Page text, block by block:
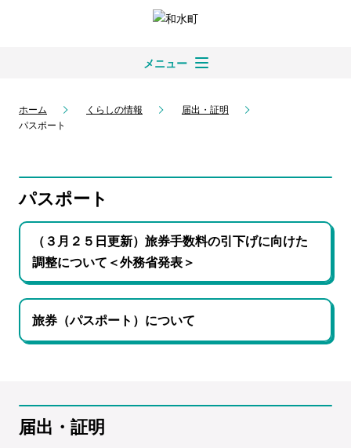
メニュー
ホーム くらしの情報
届出・証明
パスポート
パスポート
（３月２５日更新）旅券手数料の引下げに向けた
調整について＜外務省発表＞
旅券（パスポート）について
届出・証明